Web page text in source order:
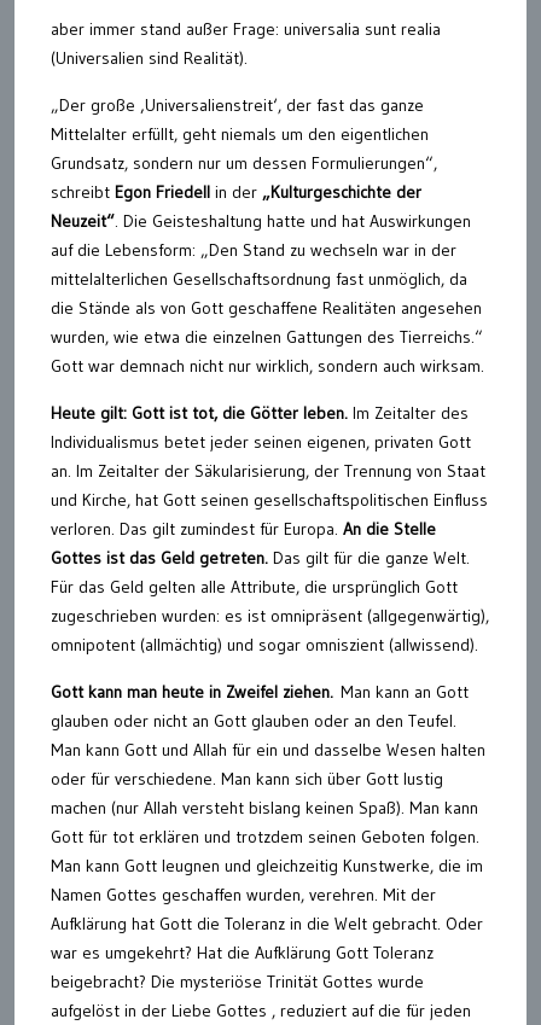
aber immer stand außer Frage: universalia sunt realia
(Universalien sind Realität).
„Der große ‚Universalienstreit‘, der fast das ganze
Mittelalter erfüllt, geht niemals um den eigentlichen
Grundsatz, sondern nur um dessen Formulierungen“,
schreibt Egon Friedell in der „Kulturgeschichte der
Neuzeit“. Die Geisteshaltung hatte und hat Auswirkungen
auf die Lebensform: „Den Stand zu wechseln war in der
mittelalterlichen Gesellschaftsordnung fast unmöglich, da
die Stände als von Gott geschaffene Realitäten angesehen
wurden, wie etwa die einzelnen Gattungen des Tierreichs.“
Gott war demnach nicht nur wirklich, sondern auch wirksam.
Heute gilt: Gott ist tot, die Götter leben. Im Zeitalter des
Individualismus betet jeder seinen eigenen, privaten Gott
an. Im Zeitalter der Säkularisierung, der Trennung von Staat
und Kirche, hat Gott seinen gesellschaftspolitischen Einfluss
verloren. Das gilt zumindest für Europa. An die Stelle
Gottes ist das Geld getreten. Das gilt für die ganze Welt.
Für das Geld gelten alle Attribute, die ursprünglich Gott
zugeschrieben wurden: es ist omnipräsent (allgegenwärtig),
omnipotent (allmächtig) und sogar omniszient (allwissend).
Gott kann man heute in Zweifel ziehen. Man kann an Gott
glauben oder nicht an Gott glauben oder an den Teufel.
Man kann Gott und Allah für ein und dasselbe Wesen halten
oder für verschiedene. Man kann sich über Gott lustig
machen (nur Allah versteht bislang keinen Spaß). Man kann
Gott für tot erklären und trotzdem seinen Geboten folgen.
Man kann Gott leugnen und gleichzeitig Kunstwerke, die im
Namen Gottes geschaffen wurden, verehren. Mit der
Aufklärung hat Gott die Toleranz in die Welt gebracht. Oder
war es umgekehrt? Hat die Aufklärung Gott Toleranz
beigebracht? Die mysteriöse Trinität Gottes wurde
aufgelöst in der Liebe Gottes , reduziert auf die für jeden